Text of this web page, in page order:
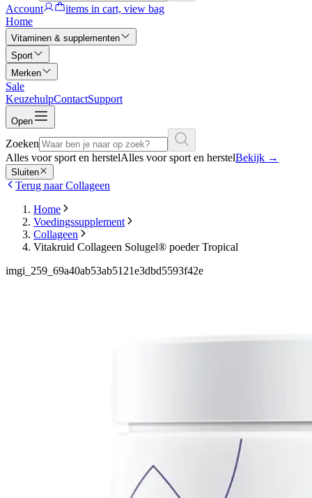
Account
items in cart, view bag
Home
Vitaminen & supplementen
Sport
Merken
Sale
KeuzehulpContactSupport
Open
Zoeken
Alles voor sport en herstelAlles voor sport en herstelBekijk →
Sluiten
Terug naar Collageen
Home
Voedingssupplement
Collageen
Vitakruid Collageen Solugel® poeder Tropical
imgi_259_69a40ab53ab5121e3dbd5593f42e